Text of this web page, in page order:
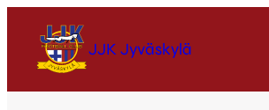
JJK Jyväskylä